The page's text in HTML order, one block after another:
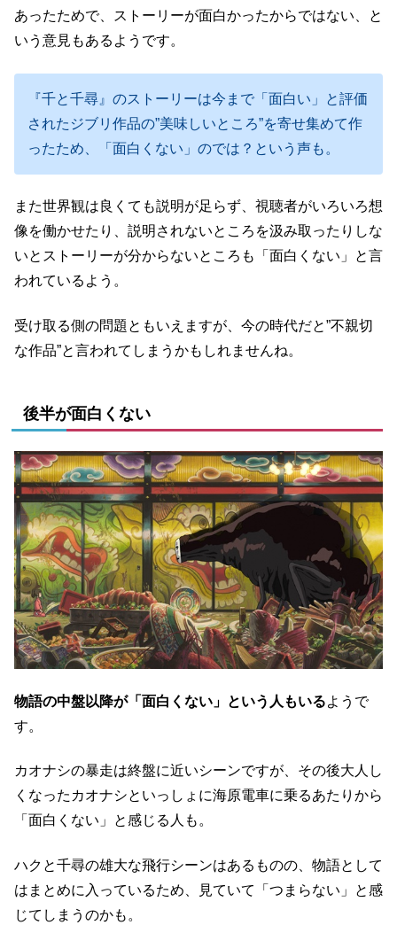
あったためで、ストーリーが面白かったからではない、と
いう意見もあるようです。
『千と千尋』のストーリーは今まで「面白い」と評価
されたジブリ作品の”美味しいところ”を寄せ集めて作
ったため、「面白くない」のでは？という声も。
また世界観は良くても説明が足らず、視聴者がいろいろ想
像を働かせたり、説明されないところを汲み取ったりしな
いとストーリーが分からないところも「面白くない」と言
われているよう。
受け取る側の問題ともいえますが、今の時代だと”不親切
な作品”と言われてしまうかもしれませんね。
後半が面白くない
物語の中盤以降が「面白くない」という人もいるようで
す。
カオナシの暴走は終盤に近いシーンですが、その後大人し
くなったカオナシといっしょに海原電車に乗るあたりから
「面白くない」と感じる人も。
ハクと千尋の雄大な飛行シーンはあるものの、物語として
はまとめに入っているため、見ていて「つまらない」と感
じてしまうのかも。